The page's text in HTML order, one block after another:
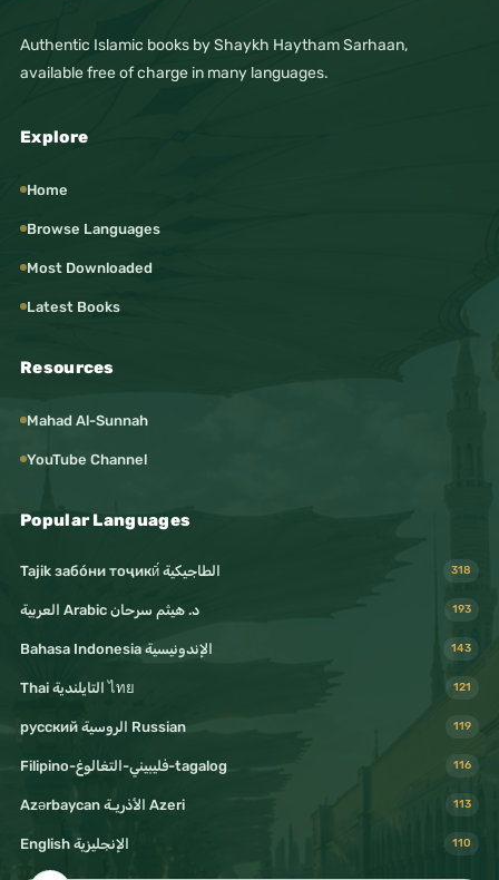
Authentic Islamic books by Shaykh Haytham Sarhaan,
available free of charge in many languages.
Explore
Home
Browse Languages
Most Downloaded
Latest Books
Resources
Mahad Al-Sunnah
YouTube Channel
Popular Languages
Tajik забо́ни тоҷикӣ́ الطاجيكية 318
د. هيثم سرحان Arabic العربية 193
Bahasa Indonesia الإندونيسية 143
Thai التايلندية ไทย 121
русский الروسية Russian 119
Filipino-فليبيني-التغالوغ-tagalog 116
Azərbaycan الأذريـة Azeri 113
English الإنجليزية 110